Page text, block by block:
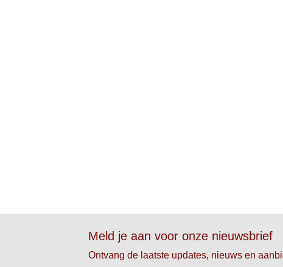
Meld je aan voor onze nieuwsbrief
Ontvang de laatste updates, nieuws en